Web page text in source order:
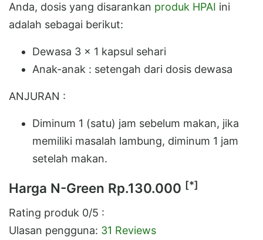
Anda, dosis yang disarankan produk HPAI ini
adalah sebagai berikut:
Dewasa 3 x 1 kapsul sehari
Anak-anak : setengah dari dosis dewasa
ANJURAN :
Diminum 1 (satu) jam sebelum makan, jika
memiliki masalah lambung, diminum 1 jam
setelah makan.
Harga N-Green Rp.130.000 [*]
Rating produk 0/5 :
Ulasan pengguna: 31 Reviews